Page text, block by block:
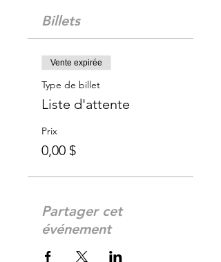
Billets
Vente expirée
Type de billet
Liste d'attente
Prix
0,00 $
Partager cet
événement